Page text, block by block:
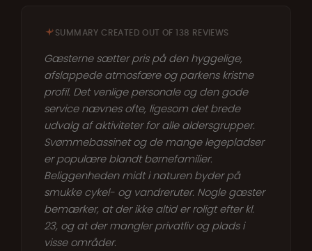
SUMMARY CREATED OUT OF 138 REVIEWS
Gæsterne sætter pris på den hyggelige,
afslappede atmosfære og parkens kristne
profil. Det venlige personale og den gode
service nævnes ofte, ligesom det brede
udvalg af aktiviteter for alle aldersgrupper.
Svømmebassinet og de mange legepladser
er populære blandt børnefamilier.
Beliggenheden midt i naturen byder på
smukke cykel- og vandreruter. Nogle gæster
bemærker, at der ikke altid er roligt efter kl.
23, og at der mangler privatliv og plads i
visse områder.